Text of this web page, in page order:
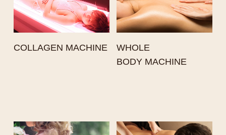
COLLAGEN MACHINE
WHOLE
BODY MACHINE